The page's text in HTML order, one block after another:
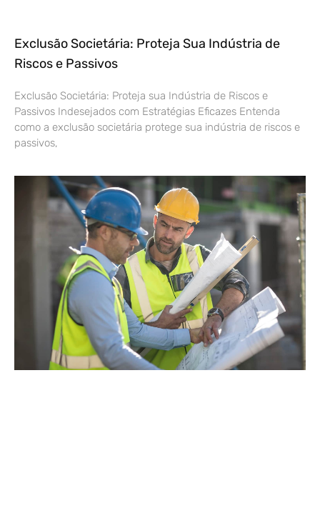
Exclusão Societária: Proteja Sua Indústria de
Riscos e Passivos
Exclusão Societária: Proteja sua Indústria de Riscos e
Passivos Indesejados com Estratégias Eficazes Entenda
como a exclusão societária protege sua indústria de riscos e
passivos,